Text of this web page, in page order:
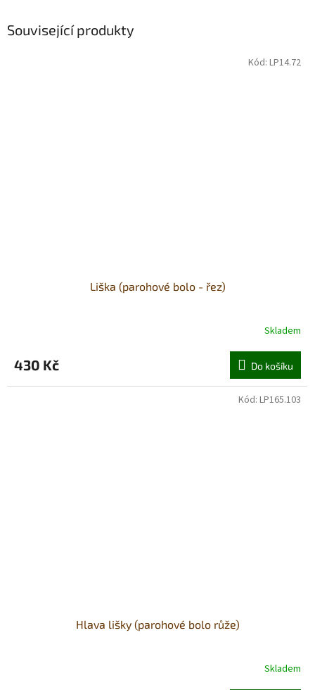
Související produkty
Liška (parohové bolo - řez)
Skladem
430 Kč Do košíku
Kód: LP14.72
Hlava lišky (parohové bolo růže)
Skladem
Kód: LP165.103